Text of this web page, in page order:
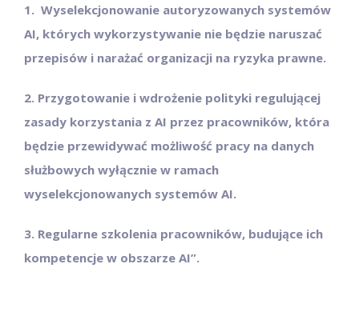
1. Wyselekcjonowanie autoryzowanych systemów
AI, których wykorzystywanie nie będzie naruszać
przepisów i narażać organizacji na ryzyka prawne.
2. Przygotowanie i wdrożenie polityki regulującej
zasady korzystania z AI przez pracowników, która
będzie przewidywać możliwość pracy na danych
służbowych wyłącznie w ramach
wyselekcjonowanych systemów AI.
3. Regularne szkolenia pracowników, budujące ich
kompetencje w obszarze AI”.